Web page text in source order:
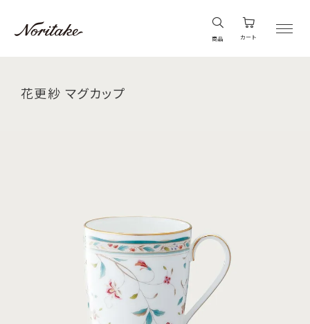
商品 カート
花更紗 マグカップ